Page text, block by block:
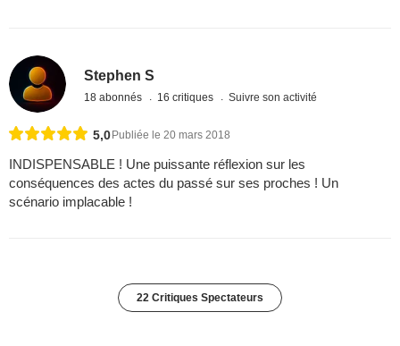
Stephen S
18 abonnés 16 critiques Suivre son activité
5,0 Publiée le 20 mars 2018
INDISPENSABLE ! Une puissante réflexion sur les
conséquences des actes du passé sur ses proches ! Un
scénario implacable !
22 Critiques Spectateurs